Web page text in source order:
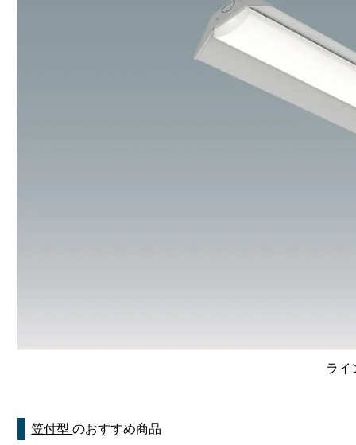
ライ
笠付型のおすすめ商品